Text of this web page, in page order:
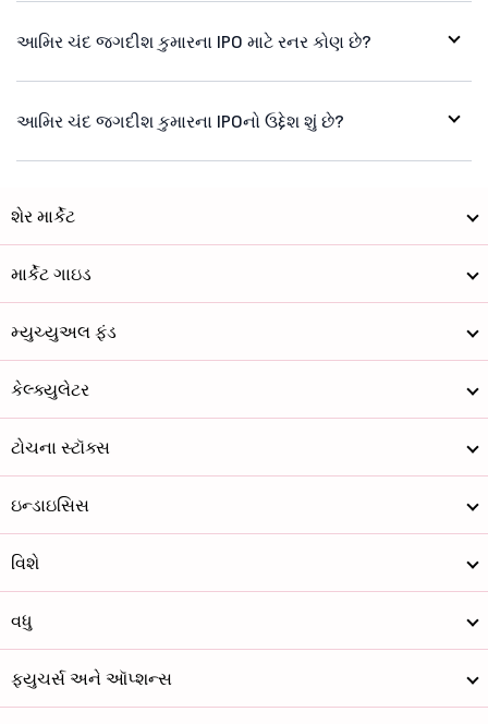
આમિર ચંદ જગદીશ કુમારના IPO માટે રનર કોણ છે?
આમિર ચંદ જગદીશ કુમારના IPOનો ઉદ્દેશ શું છે?
શેર માર્કેટ
માર્કેટ ગાઇડ
મ્યુચ્યુઅલ ફંડ
કેલ્ક્યુલેટર
ટોચના સ્ટૉક્સ
ઇન્ડાઇસિસ
વિશે
વધુ
ફ્યુચર્સ અને ઑપ્શન્સ